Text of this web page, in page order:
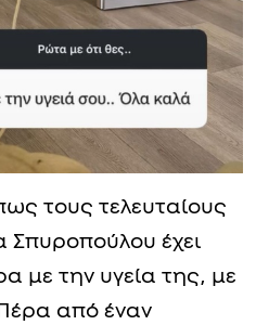
τους τελευταίους
Σπυροπούλου έχει
με την υγεία της, με
από έναν